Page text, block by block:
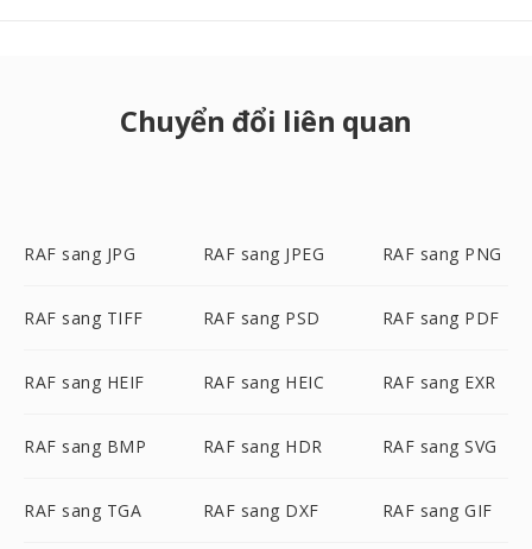
Chuyển đổi liên quan
RAF sang JPG RAF sang JPEG RAF sang PNG
RAF sang TIFF RAF sang PSD RAF sang PDF
RAF sang HEIF RAF sang HEIC RAF sang EXR
RAF sang BMP RAF sang HDR RAF sang SVG
RAF sang TGA RAF sang DXF RAF sang GIF